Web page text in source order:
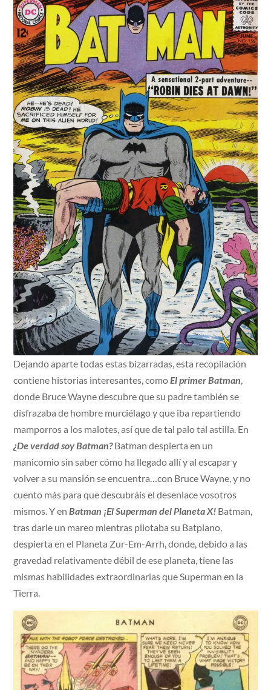
Dejando aparte todas estas bizarradas, esta recopilación
contiene historias interesantes, como El primer Batman
donde Bruce Wayne descubre que su padre también se
disfrazaba de hombre murciélago y que iba repartiendo
mamporros a los malotes, así que de tal palo tal astilla. En
¿De verdad soy Batman?Batman despierta en un
manicomio sin saber cómo ha llegado allí y al escapar y
volver a su mansión se encuentra…con Bruce Wayne, y no
cuento más para que descubráis el desenlace vosotros
mismos. Y en Batman ¡El Superman del Planeta X! Batman,
tras darle un mareo mientras pilotaba su Batplano,
despierta en el Planeta Zur-Em-Arrh, donde, debido a las
gravedad relativamente débil de ese planeta, tiene las
mismas habilidades extraordinarias que Superman en la
Tierra.